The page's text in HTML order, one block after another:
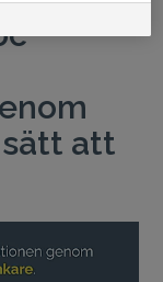
att